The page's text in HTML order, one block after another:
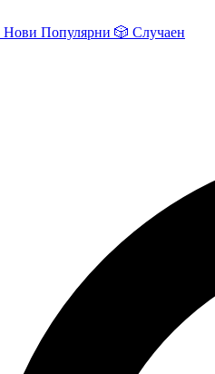
Нови Популярни 🎲 Случаен